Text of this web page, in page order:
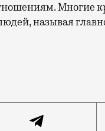
Многие
называя